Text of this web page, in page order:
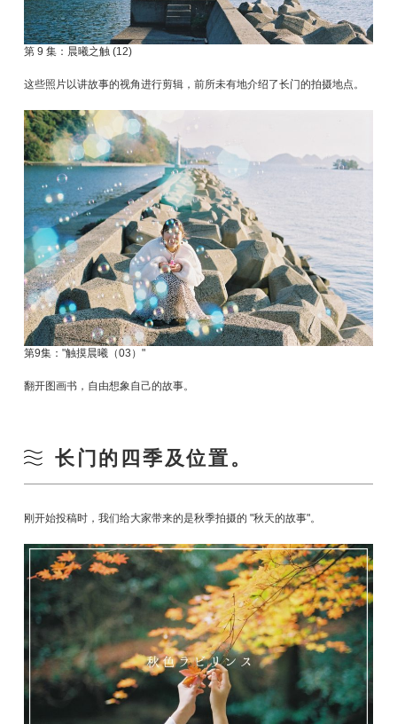
第 9 集：晨曦之触 (12)
这些照片以讲故事的视角进行剪辑，前所未有地介绍了长门的拍摄地点。
第9集："触摸晨曦（03）"
翻开图画书，自由想象自己的故事。
长门的四季及位置。
刚开始投稿时，我们给大家带来的是秋季拍摄的 "秋天的故事"。